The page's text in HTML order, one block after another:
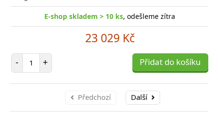
E-shop skladem > 10 ks, odešleme zítra
23 029 Kč
- Počet položek
+ Přidat do košíku
Předchozí Další